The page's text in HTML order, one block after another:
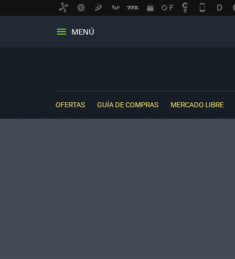
MENÚ
OFERTAS GUÍA DE COMPRAS MERCADO LIBRE